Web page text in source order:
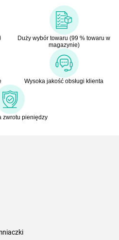
Duży wybór towaru (99 % towaru w
magazynie)
Wysoka jakość obsługi klienta
zwrotu pieniędzy